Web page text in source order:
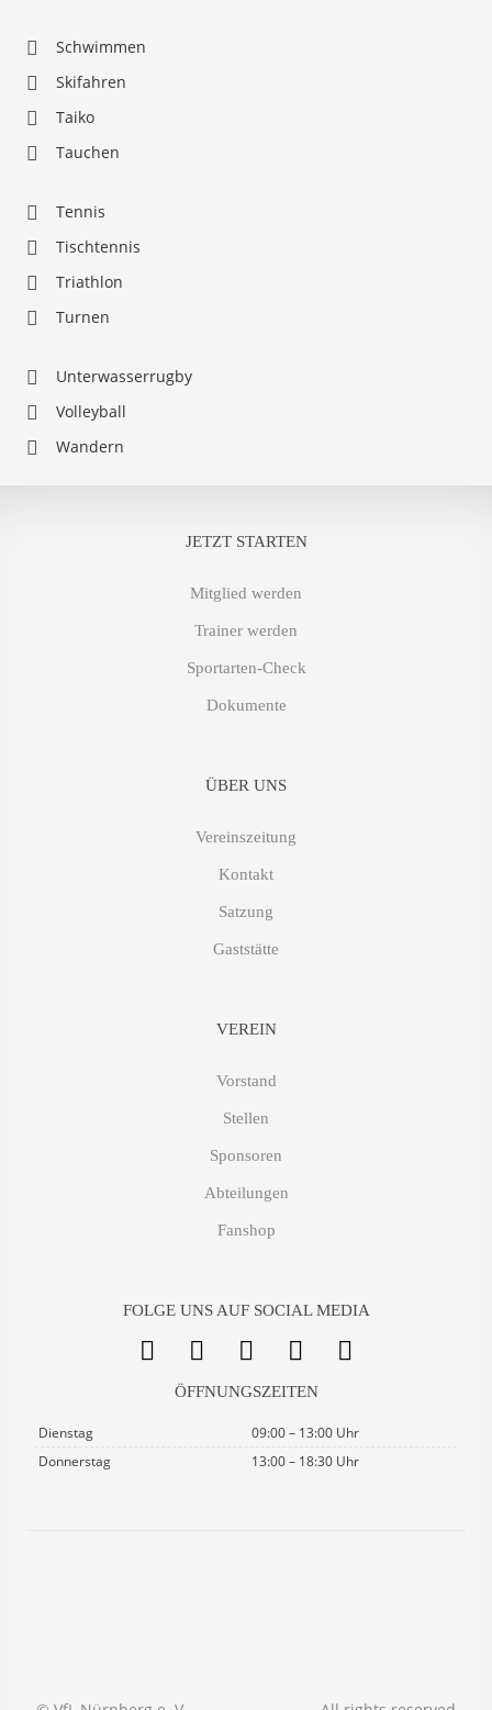
Schwimmen
Skifahren
Taiko
Tauchen
Tennis
Tischtennis
Triathlon
Turnen
Unterwasserrugby
Volleyball
Wandern
JETZT STARTEN
Mitglied werden
Trainer werden
Sportarten-Check
Dokumente
ÜBER UNS
Vereinszeitung
Kontakt
Satzung
Gaststätte
VEREIN
Vorstand
Stellen
Sponsoren
Abteilungen
Fanshop
FOLGE UNS AUF SOCIAL MEDIA
ÖFFNUNGSZEITEN
Dienstag
09:00 – 13:00 Uhr
Donnerstag
13:00 – 18:30 Uhr